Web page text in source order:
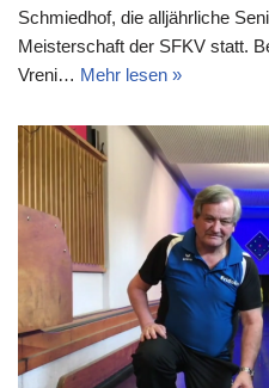
Schmiedhof, die alljährliche
Meisterschaft der SFKV statt.
Vreni… Mehr lesen »